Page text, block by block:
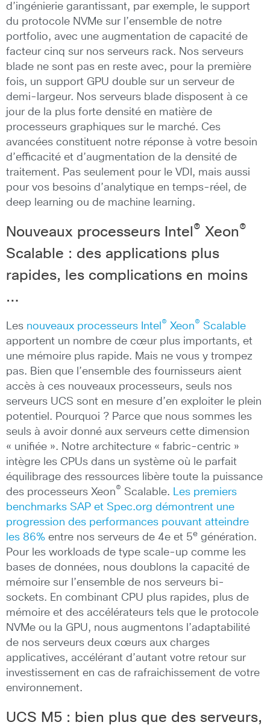
d’ingénierie garantissant, par exemple, le support
du protocole NVMe sur l’ensemble de notre
portfolio, avec une augmentation de capacité de
facteur cinq sur nos serveurs rack. Nos serveurs
blade ne sont pas en reste avec, pour la première
fois, un support GPU double sur un serveur de
demi-largeur. Nos serveurs blade disposent à ce
jour de la plus forte densité en matière de
processeurs graphiques sur le marché. Ces
avancées constituent notre réponse à votre besoin
d’efficacité et d’augmentation de la densité de
traitement. Pas seulement pour le VDI, mais aussi
pour vos besoins d’analytique en temps-réel, de
deep learning ou de machine learning.
Nouveaux processeurs Intel ® Xeon®
Scalable : des applications plus
rapides, les complications en moins
…
Les nouveaux processeurs Intel ® Xeon® Scalable
apportent un nombre de cœur plus importants, et
une mémoire plus rapide. Mais ne vous y trompez
pas. Bien que l’ensemble des fournisseurs aient
accès à ces nouveaux processeurs, seuls nos
serveurs UCS sont en mesure d’en exploiter le plein
potentiel. Pourquoi ? Parce que nous sommes les
seuls à avoir donné aux serveurs cette dimension
« unifiée ». Notre architecture « fabric-centric »
intègre les CPUs dans un système où le parfait
équilibrage des ressources libère toute la puissance
des processeurs Xeon® Scalable. Les premiers
benchmarks SAP et Spec.org démontrent une
progression des performances pouvant atteindre
les 86% entre nos serveurs de 4e et 5e génération.
Pour les workloads de type scale-up comme les
bases de données, nous doublons la capacité de
mémoire sur l’ensemble de nos serveurs bi-
sockets. En combinant CPU plus rapides, plus de
mémoire et des accélérateurs tels que le protocole
NVMe ou la GPU, nous augmentons l’adaptabilité
de nos serveurs deux cœurs aux charges
applicatives, accélérant d’autant votre retour sur
investissement en cas de rafraichissement de votre
environnement.
UCS M5 : bien plus que des serveurs,